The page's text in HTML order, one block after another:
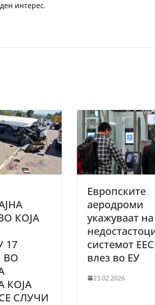
интерес.
КОЈА
17
ВО
КОЈА
СЛУЧИ
Европските
аеродроми
укажуваат на
системот
влез во ЕУ
23.02.2026